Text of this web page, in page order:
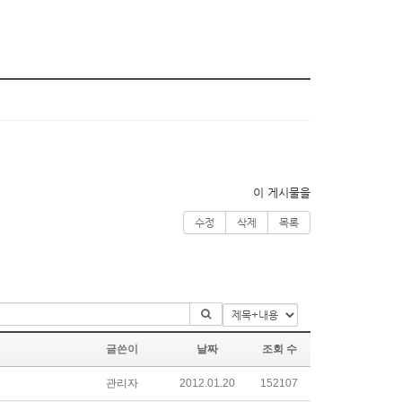
이 게시물을
수정 삭제 목록
글쓴이 날짜 조회 수
관리자 2012.01.20 152107